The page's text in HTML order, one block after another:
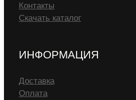
Контакты
Скачать каталог
ИНФОРМАЦИЯ
Доставка
Оплата